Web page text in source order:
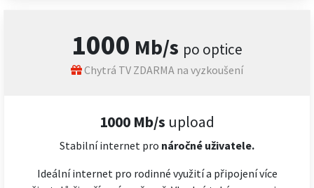
1000 Mb/s po optice
Chytrá TV ZDARMA na vyzkoušení
1000 Mb/s upload
Stabilní internet pro náročné uživatele.
Ideální internet pro rodinné využití a připojení více